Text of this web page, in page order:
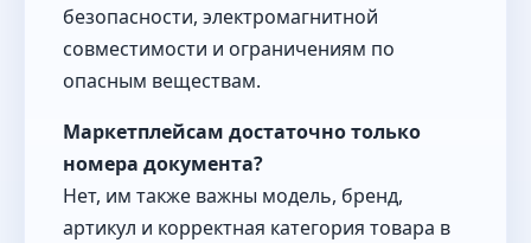
безопасности, электромагнитной
совместимости и ограничениям по
опасным веществам.
Маркетплейсам достаточно только
номера документа?
Нет, им также важны модель, бренд,
артикул и корректная категория товара в